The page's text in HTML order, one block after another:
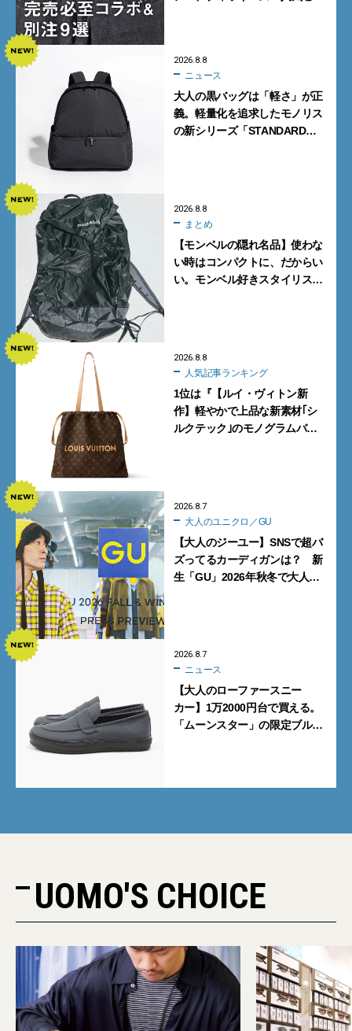
2026.8.8
ニュース
大人の黒バッグは「軽さ」が正
義。軽量化を追求したモノリス
の新シリーズ「STANDARD
2026.8.8
まとめ
【モンベルの隠れ名品】使わな
い時はコンパクトに、だからい
い。モンベル好きスタイリスト
2026.8.8
人気記事ランキング
1位は『【ルイ・ヴィトン新
作】軽やかで上品な新素材｢シ
ルクテック｣のモノグラムバッ
2026.8.7
大人のユニクロ／GU
【大人のジーユー】SNSで超バ
ズってるカーディガンは？ 新
生「GU」2026年秋冬で大人メ
2026.8.7
ニュース
【大人のローファースニー
カー】1万2000円台で買える。
「ムーンスター」の限定ブルー
UOMO'S CHOICE